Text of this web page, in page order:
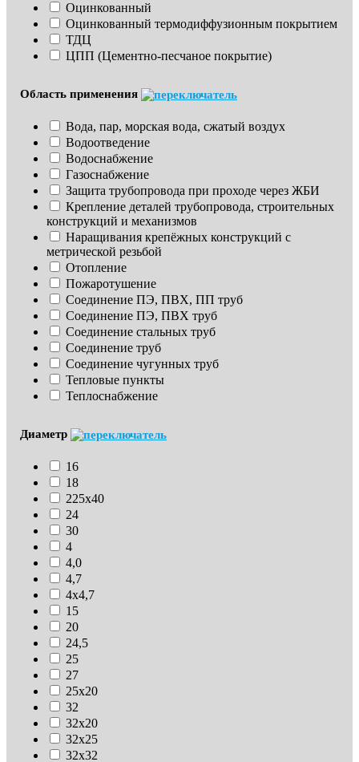
Оцинкованный
Оцинкованный термодиффузионным покрытием
ТДЦ
ЦПП (Цементно-песчаное покрытие)
Область применения
Вода, пар, морская вода, сжатый воздух
Водоотведение
Водоснабжение
Газоснабжение
Защита трубопровода при проходе через ЖБИ
Крепление деталей трубопровода, строительных
конструкций и механизмов
Наращивания крепёжных конструкций с
метрической резьбой
Отопление
Пожаротушение
Соединение ПЭ, ПВХ, ПП труб
Соединение ПЭ, ПВХ труб
Соединение стальных труб
Соединение труб
Соединение чугунных труб
Тепловые пункты
Теплоснабжение
Диаметр
16
18
225х40
24
30
4
4,0
4,7
4х4,7
15
20
24,5
25
27
25х20
32
32х20
32х25
32х32